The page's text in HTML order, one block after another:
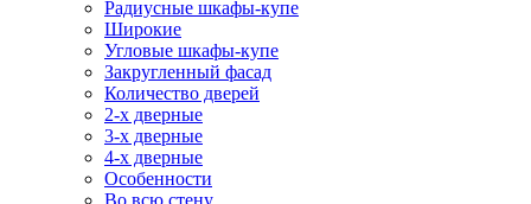
Радиусные шкафы-купе
Широкие
Угловые шкафы-купе
Закругленный фасад
Количество дверей
2-х дверные
3-х дверные
4-х дверные
Особенности
Во всю стену